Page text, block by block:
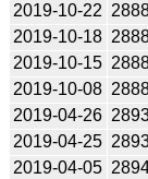
2019-10-22
2019-10-18
2019-10-15
2019-10-08
2019-04-26
2019-04-25
2019-04-05